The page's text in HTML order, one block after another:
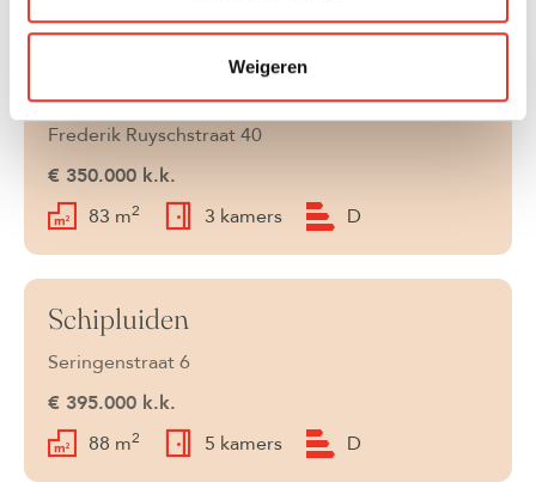
Weigeren
Verkocht
Den Haag
Frederik Ruyschstraat 40
€ 350.000 k.k.
83 m2 3 kamers D
Verkocht
Schipluiden
Seringenstraat 6
€ 395.000 k.k.
88 m2 5 kamers D